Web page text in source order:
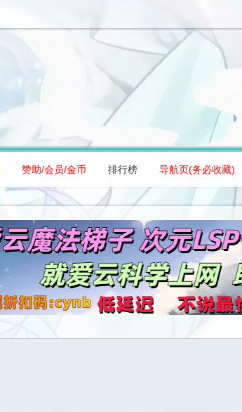
赞助/会员/金币 排行榜 导航页(务必收藏)